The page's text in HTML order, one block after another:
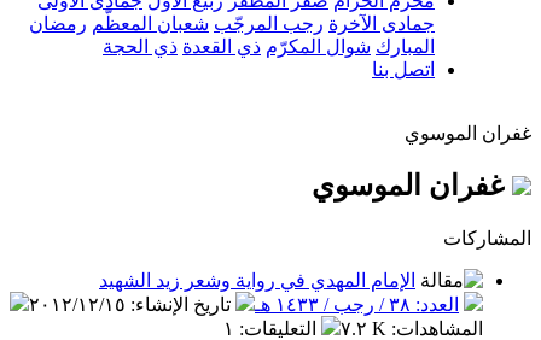
جمادى الآخرة رجب المرجّب شعبان المعظّم رمضان
المبارك شوال المكرّم ذي القعدة ذي الحجة
اتصل بنا
غفران الموسوي
غفران الموسوي
المشاركات
الإمام المهدي في رواية وشعر زيد الشهيد
العدد: ٣٨ / رجب / ١٤٣٣ هـ
تاريخ الإنشاء: ٢٠١٢/١٢/١٥
المشاهدات: ٧.٢ K التعليقات: ١